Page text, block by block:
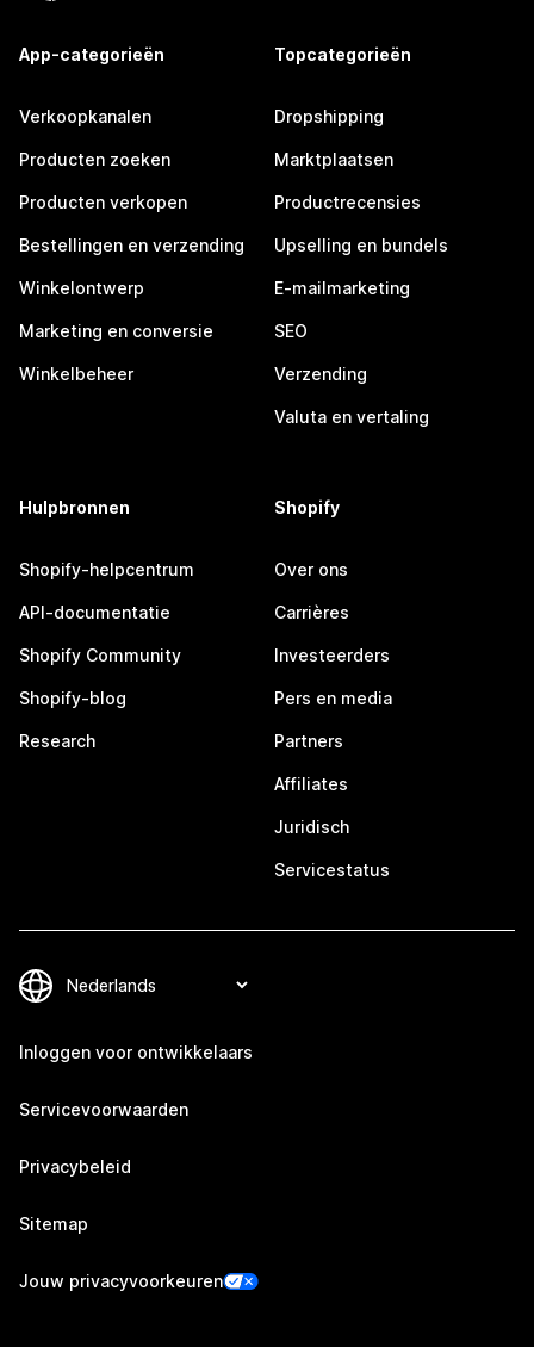
App-categorieën
Verkoopkanalen
Producten zoeken
Producten verkopen
Bestellingen en verzending
Winkelontwerp
Marketing en conversie
Winkelbeheer
Topcategorieën
Dropshipping
Marktplaatsen
Productrecensies
Upselling en bundels
E-mailmarketing
SEO
Verzending
Valuta en vertaling
Hulpbronnen
Shopify-helpcentrum
API-documentatie
Shopify Community
Shopify-blog
Research
Shopify
Over ons
Carrières
Investeerders
Pers en media
Partners
Affiliates
Juridisch
Servicestatus
Inloggen voor ontwikkelaars
Servicevoorwaarden
Privacybeleid
Sitemap
Jouw privacyvoorkeuren